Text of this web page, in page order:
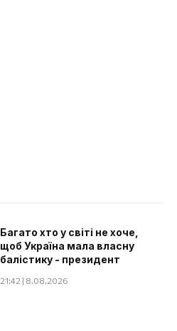
Багато хто у світі не хоче,
щоб Україна мала власну
балістику - президент
21:42 | 8.08.2026